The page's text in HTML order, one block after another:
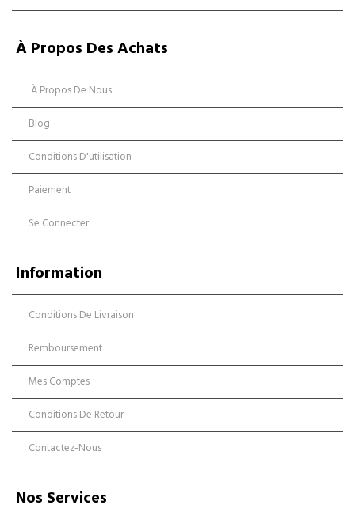
À Propos Des Achats
À Propos De Nous
Blog
Conditions D'utilisation
Paiement
Se Connecter
Information
Conditions De Livraison
Remboursement
Mes Comptes
Conditions De Retour
Contactez-Nous
Nos Services